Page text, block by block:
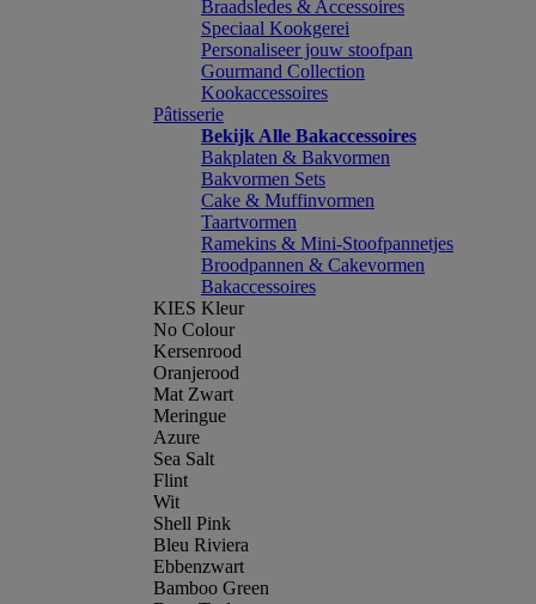
Braadsledes & Accessoires
Speciaal Kookgerei
Personaliseer jouw stoofpan
Gourmand Collection
Kookaccessoires
Pâtisserie
Bekijk Alle Bakaccessoires
Bakplaten & Bakvormen
Bakvormen Sets
Cake & Muffinvormen
Taartvormen
Ramekins & Mini-Stoofpannetjes
Broodpannen & Cakevormen
Bakaccessoires
KIES Kleur
No Colour
Kersenrood
Oranjerood
Mat Zwart
Meringue
Azure
Sea Salt
Flint
Wit
Shell Pink
Bleu Riviera
Ebbenzwart
Bamboo Green